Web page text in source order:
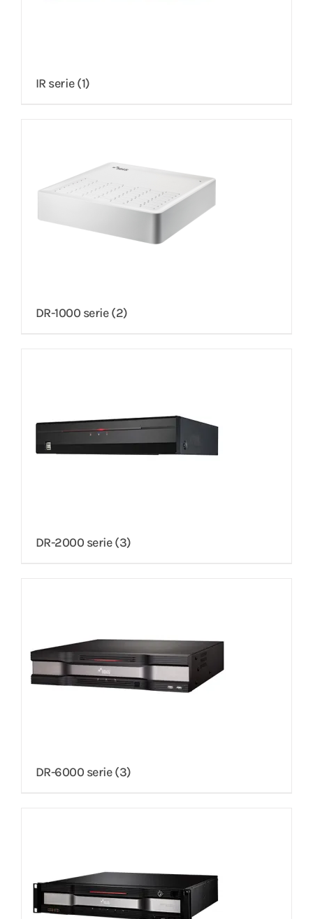
IR serie(1)
DR-1000 serie(2)
DR-2000 serie(3)
DR-6000 serie(3)